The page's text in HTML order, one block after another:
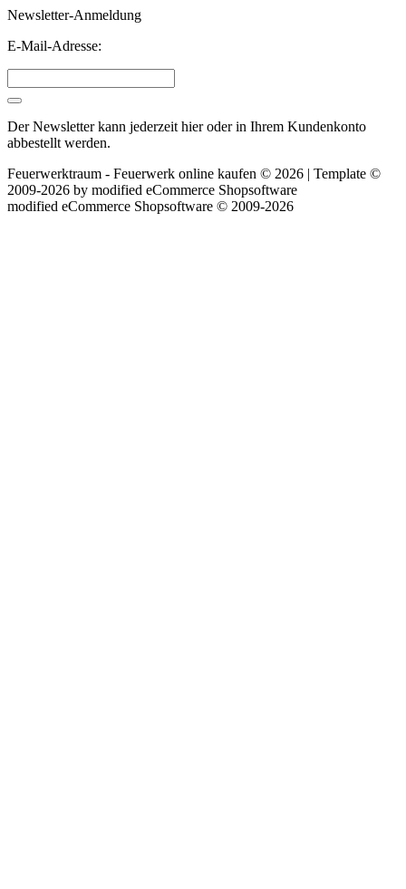
Newsletter-Anmeldung
E-Mail-Adresse:
Der Newsletter kann jederzeit hier oder in Ihrem Kundenkonto
abbestellt werden.
Feuerwerktraum - Feuerwerk online kaufen © 2026 | Template ©
2009-2026 by modified eCommerce Shopsoftware
modified eCommerce Shopsoftware © 2009-2026